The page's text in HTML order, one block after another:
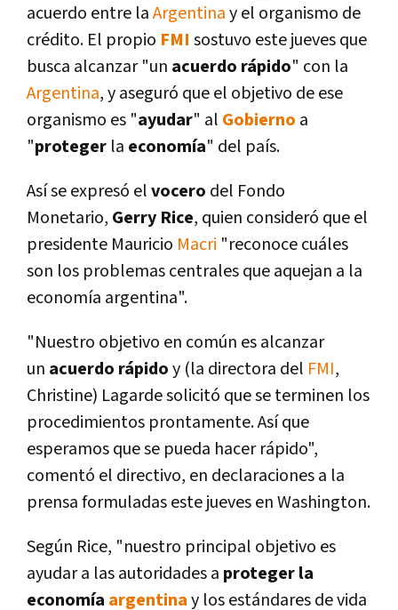
acuerdo entre laArgentinay el organismo de
crédito. El propio FMI sostuvo este jueves que
busca alcanzar "un acuerdo rápido" con la
Argentina, y aseguró que el objetivo de ese
organismo es "ayudar" al Gobierno a
"proteger la economí­a" del paí­s.
Así­ se expresó elvocero del Fondo
Monetario, Gerry Rice, quien consideró que el
presidente Mauricio Macri "reconoce cuáles
son los problemas centrales que aquejan a la
economí­a argentina".
"Nuestro objetivo en común es alcanzar
un acuerdo rápidoy (la directora del FMI,
Christine) Lagarde solicitó que se terminen los
procedimientos prontamente. Así­ que
esperamos que se pueda hacer rápido",
comentó el directivo, en declaraciones a la
prensa formuladas este jueves en Washington.
Según Rice, "nuestro principal objetivo es
ayudar a las autoridades a proteger la
economí­a argentinay los estándares de vida